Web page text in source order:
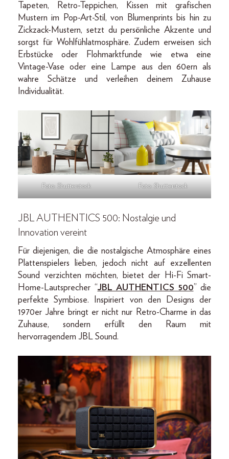
Tapeten, Retro-Teppichen, Kissen mit grafischen
Mustern im Pop-Art-Stil, von Blumenprints bis hin zu
Zickzack-Mustern, setzt du persönliche Akzente und
sorgst für Wohlfühlatmosphäre. Zudem erweisen sich
Erbstücke oder Flohmarktfunde wie etwa eine
Vintage-Vase oder eine Lampe aus den 60ern als
wahre Schätze und verleihen deinem Zuhause
Individualität.
Foto: Shutterstock Foto: Shutterstock
JBL AUTHENTICS 500: Nostalgie und
Innovation vereint
Für diejenigen, die die nostalgische Atmosphäre eines
Plattenspielers lieben, jedoch nicht auf exzellenten
Sound verzichten möchten, bietet der Hi-Fi Smart-
Home-Lautsprecher “JBL AUTHENTICS 500” die
perfekte Symbiose. Inspiriert von den Designs der
1970er Jahre bringt er nicht nur Retro-Charme in das
Zuhause, sondern erfüllt den Raum mit
hervorragendem JBL Sound.